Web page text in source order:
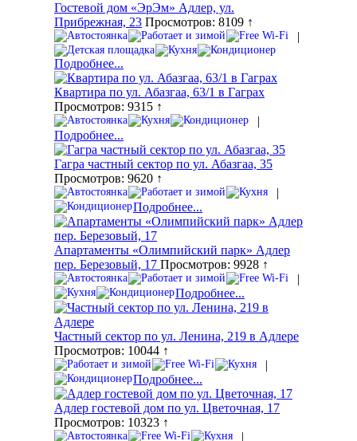
Гостевой дом «ЭрЭм» Адлер, ул.
Прибрежная, 23 Просмотров: 8109 ↑
|
Подробнее...
Квартира по ул. Абазгаа, 63/1 в Гаграх
Просмотров: 9315 ↑
|
Подробнее...
Гагра частный сектор по ул. Абазгаа, 35
Просмотров: 9620 ↑
|
Подробнее...
Апартаменты «Олимпийский парк» Адлер
пер. Березовый, 17 Просмотров: 9928 ↑
|
Подробнее...
Частный сектор по ул. Ленина, 219 в Адлере
Просмотров: 10044 ↑
|
Подробнее...
Адлер гостевой дом по ул. Цветочная, 17
Просмотров: 10323 ↑
|